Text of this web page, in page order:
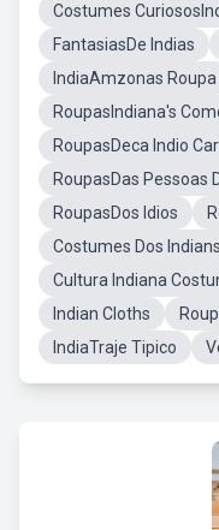
Costumes
FantasiasDe Indias
IndiaAmzonas Roupa
RoupasIndiana's
RoupasDeca Indio
RoupasDas Pessoas
RoupasDos Idios
Costumes Dos Indians
Cultura Indiana
Indian Cloths
IndiaTraje Tipico